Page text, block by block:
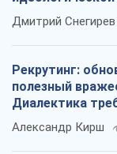
российских
Дмитрий Снегирев
Рекрутинг:
полезный
Диалектика
Александр Кирш